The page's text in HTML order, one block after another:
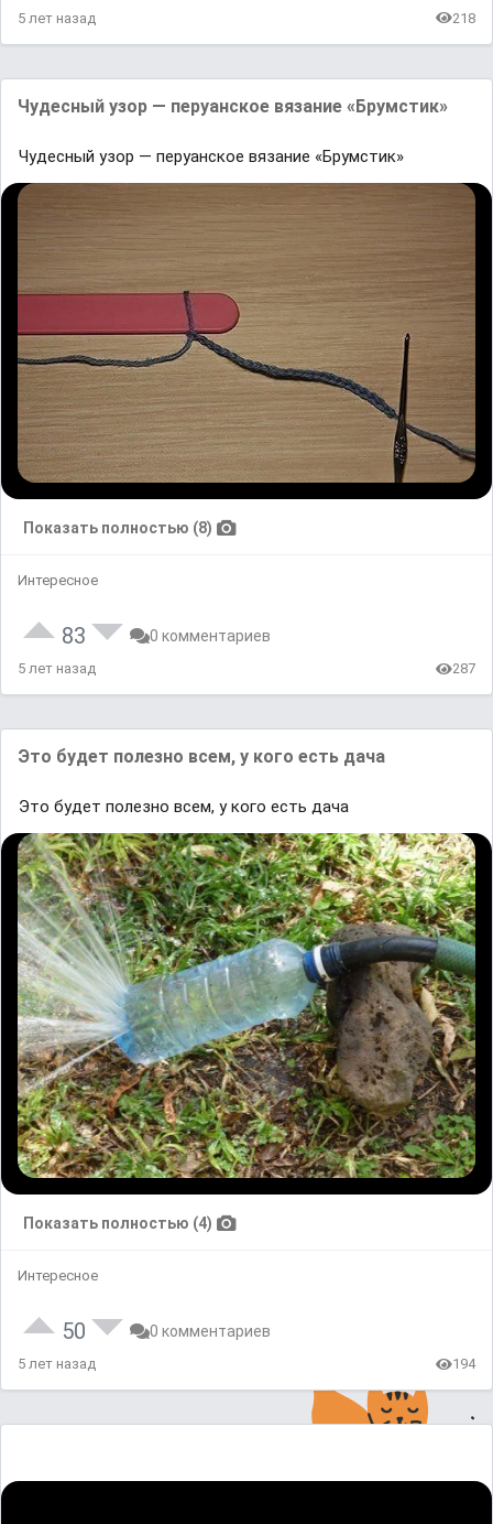
5 лет назад 218
Чудесный узор — перуанское вязание «Брумстик»
Чудесный узор — перуанское вязание «Брумстик»
Показать полностью (8)
Интересное
83 0 комментариев
5 лет назад 287
Это будет полезно всем, у кого есть дача
Это будет полезно всем, у кого есть дача
Показать полностью (4)
Интересное
50 0 комментариев
5 лет назад 194